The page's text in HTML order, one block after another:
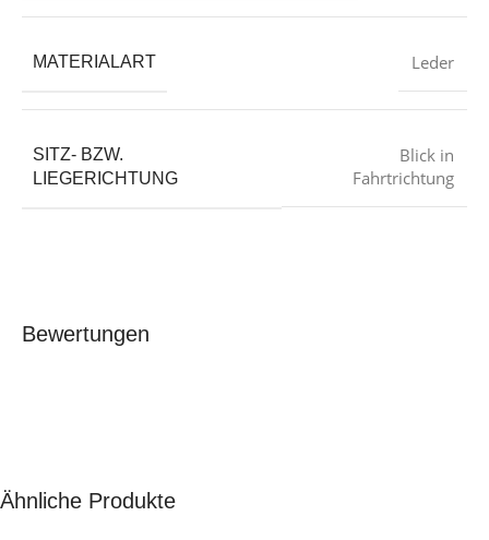
MATERIALART ‎Leder
SITZ- BZW.
LIEGERICHTUNG
‎Blick in
Fahrtrichtung
Bewertungen
Ähnliche Produkte